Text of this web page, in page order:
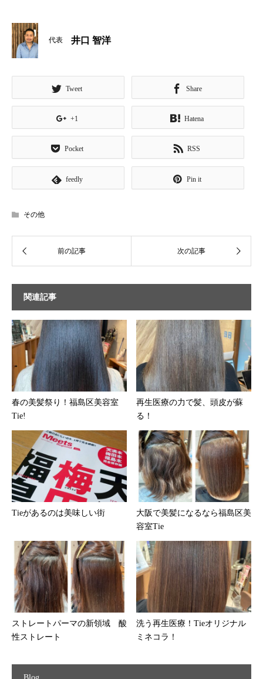
代表 井口 智洋
Tweet Share
+1 Hatena
Pocket RSS
feedly Pin it
その他
関連記事
春の美髪祭り！福島区美容室
Tie!
再生医療の力で髪、頭皮が蘇
る！
Tieがあるのは美味しい街
大阪で美髪になるなら福島区美
容室Tie
ストレートパーマの新領域 酸
性ストレート
洗う再生医療！Tieオリジナル
ミネコラ！